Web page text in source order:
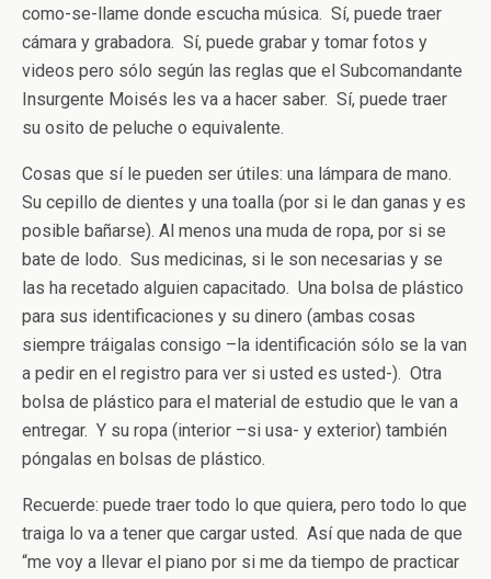
como-se-llame donde escucha música. Sí, puede traer
cámara y grabadora. Sí, puede grabar y tomar fotos y
videos pero sólo según las reglas que el Subcomandante
Insurgente Moisés les va a hacer saber. Sí, puede traer
su osito de peluche o equivalente.
Cosas que sí le pueden ser útiles: una lámpara de mano.
Su cepillo de dientes y una toalla (por si le dan ganas y es
posible bañarse). Al menos una muda de ropa, por si se
bate de lodo. Sus medicinas, si le son necesarias y se
las ha recetado alguien capacitado. Una bolsa de plástico
para sus identificaciones y su dinero (ambas cosas
siempre tráigalas consigo –la identificación sólo se la van
a pedir en el registro para ver si usted es usted-). Otra
bolsa de plástico para el material de estudio que le van a
entregar. Y su ropa (interior –si usa- y exterior) también
póngalas en bolsas de plástico.
Recuerde: puede traer todo lo que quiera, pero todo lo que
traiga lo va a tener que cargar usted. Así que nada de que
“me voy a llevar el piano por si me da tiempo de practicar